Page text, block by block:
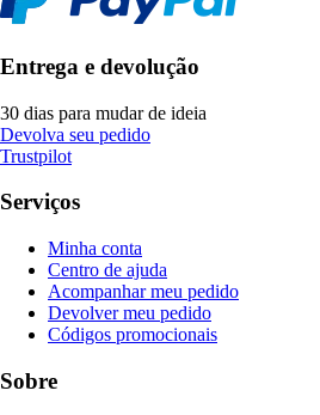
Entrega e devolução
30 dias para mudar de ideia
Devolva seu pedido
Trustpilot
Serviços
Minha conta
Centro de ajuda
Acompanhar meu pedido
Devolver meu pedido
Códigos promocionais
Sobre